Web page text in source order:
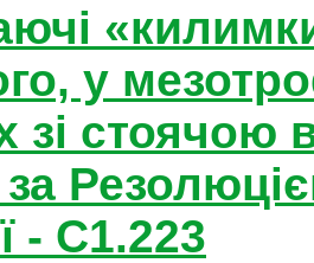
у
зі стоячою
- C1.223